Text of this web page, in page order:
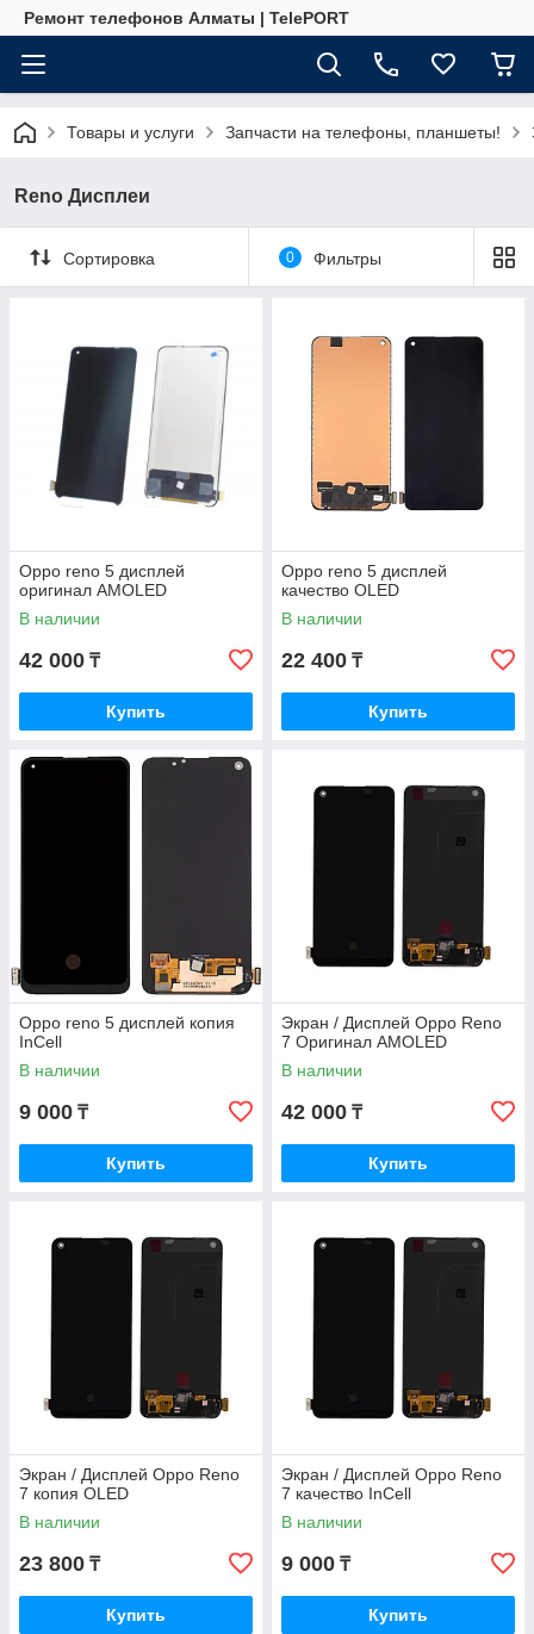
Ремонт телефонов Алматы | TelePORT
Товары и услуги Запчасти на телефоны, планшеты!
Reno Дисплеи
Сортировка 0 Фильтры
Oppo reno 5 дисплей
оригинал AMOLED
В наличии
42 000 ₸
Купить
Oppo reno 5 дисплей
качество OLED
В наличии
22 400 ₸
Купить
Oppo reno 5 дисплей копия
InCell
В наличии
9 000 ₸
Купить
Экран / Дисплей Oppo Reno
7 Оригинал AMOLED
В наличии
42 000 ₸
Купить
Экран / Дисплей Oppo Reno
7 копия OLED
В наличии
23 800 ₸
Купить
Экран / Дисплей Oppo Reno
7 качество InCell
В наличии
9 000 ₸
Купить